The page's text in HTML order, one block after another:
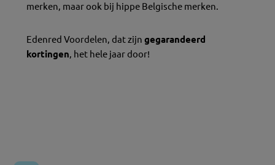
merken, maar ook bij hippe Belgische merken.
Edenred Voordelen, dat zijn gegarandeerd
kortingen, het hele jaar door!